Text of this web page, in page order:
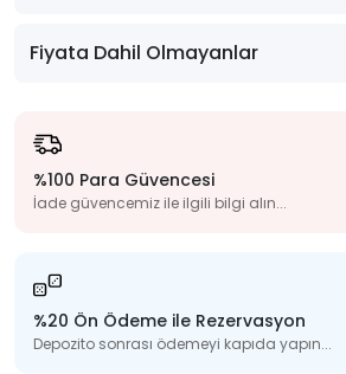
Fiyata Dahil Olmayanlar
%100 Para Güvencesi
İade güvencemiz ile ilgili bilgi alın...
%20 Ön Ödeme ile Rezervasyon
Depozito sonrası ödemeyi kapıda yapın...